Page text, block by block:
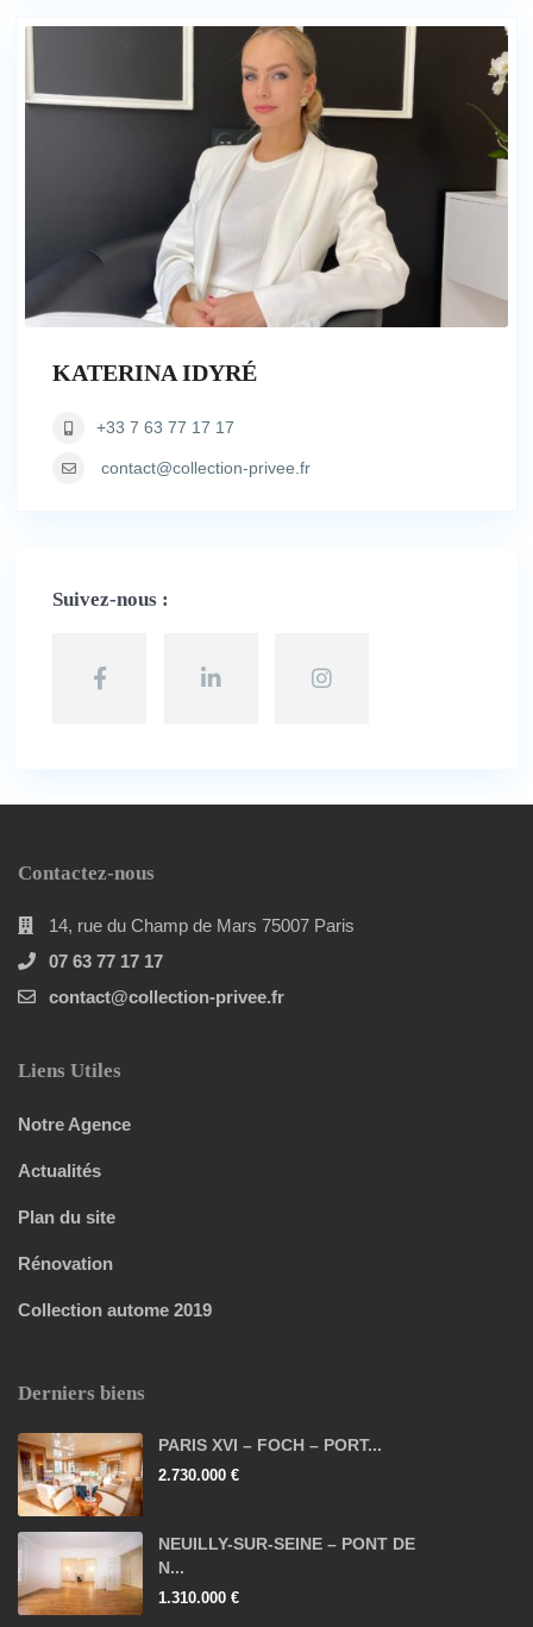
KATERINA IDYRÉ
+33 7 63 77 17 17
contact@collection-privee.fr
Suivez-nous :
Contactez-nous
14, rue du Champ de Mars 75007 Paris
07 63 77 17 17
contact@collection-privee.fr
Liens Utiles
Notre Agence
Actualités
Plan du site
Rénovation
Collection autome 2019
Derniers biens
PARIS XVI – FOCH – PORT...
2.730.000 €
NEUILLY-SUR-SEINE – PONT DE
N...
1.310.000 €